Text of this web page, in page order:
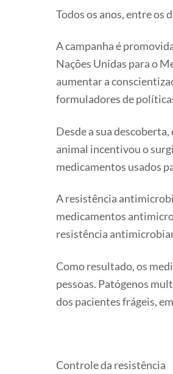
Todos os anos, entre os
A campanha é
Nações Unidas para o
aumentar a
formuladores de
Desde a sua
animal incentivou o
medicamentos usados
A resistência
medicamentos
resistência
Como resultado, os
pessoas. Patógenos
dos pacientes frágeis,
Controle da resistência